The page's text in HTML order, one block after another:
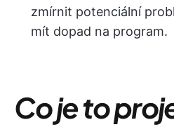
zmírnit potenciální
mít dopad na program.
Co je to